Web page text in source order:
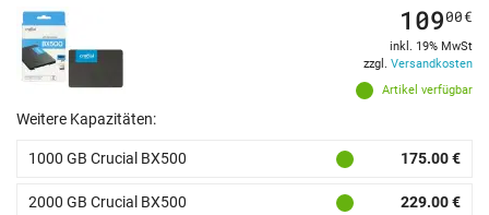
Artikel verfügbar
10900€
inkl. 19% MwSt
zzgl. Versandkosten
Weitere Kapazitäten:
1000 GB Crucial BX500 175.00 €
2000 GB Crucial BX500 229.00 €